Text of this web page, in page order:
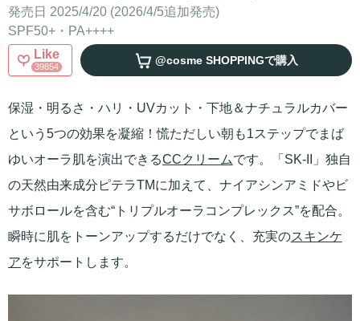
発売日 2025/4/20 (2026/4/5追加発売)
SPF50+・PA++++
Like
39854 @cosme SHOPPINGで購入
保湿・明るさ・ハリ・UVカット・下地＆ナチュラルカバー
という5つの効果を凝縮！慌ただしい朝も1ステップでまば
ゆいオーラ肌を演出できるCCクリームです。「SK-II」独自
の天然由来成分ピテラTMに加えて、ナイアシンアミドやビ
サボロールを含む“トリプルオーラコンプレックス”を配合。
瞬時に肌をトーンアップするだけでなく、充実のスキンケ
アをサポートします。